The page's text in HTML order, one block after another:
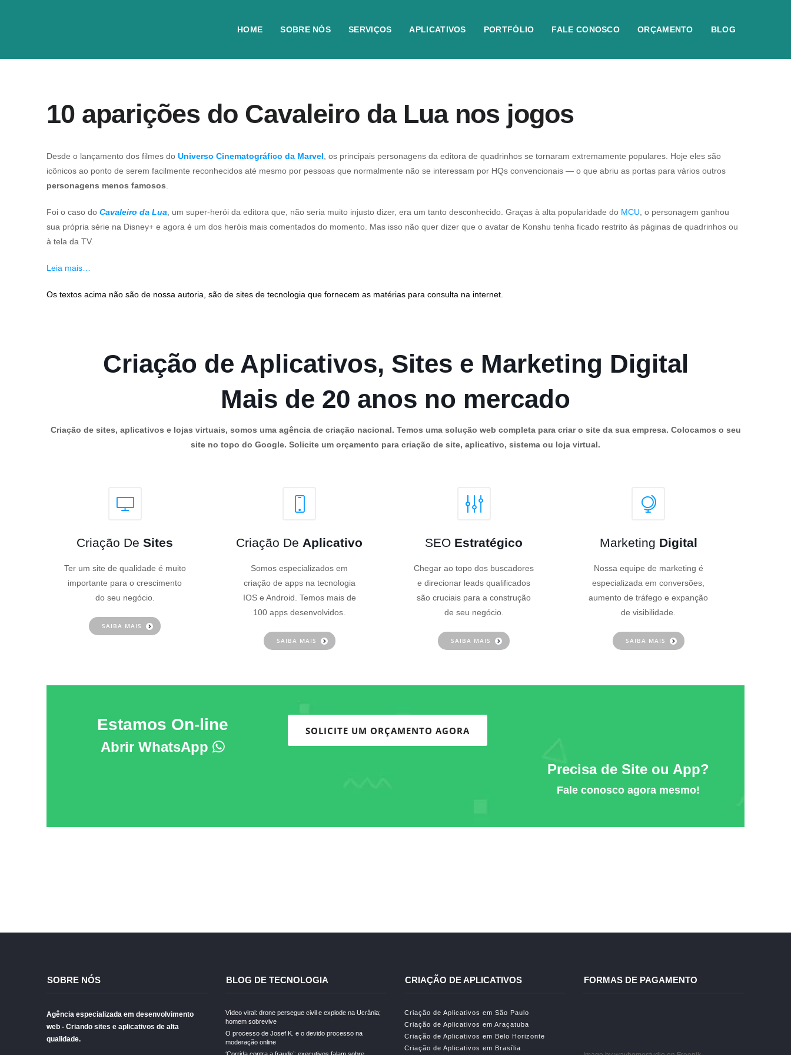
HOME SOBRE NÓS SERVIÇOS APLICATIVOS PORTFÓLIO FALE CONOSCO ORÇAMENTO BLOG
10 aparições do Cavaleiro da Lua nos jogos
Desde o lançamento dos filmes do Universo Cinematográfico da Marvel , os principais personagens da editora de quadrinhos se tornaram extremamente populares. Hoje eles são
icônicos ao ponto de serem facilmente reconhecidos até mesmo por pessoas que normalmente não se interessam por HQs convencionais — o que abriu as portas para vários outros
personagens menos famosos
Foi o caso do Cavaleiro da Lua , um super-herói da editora que, não seria muito injusto dizer, era um tanto desconhecido. Graças à alta popularidade do MCU , o personagem ganhou
sua própria série na Disney+ e agora é um dos heróis mais comentados do momento. Mas isso não quer dizer que o avatar de Konshu tenha ficado restrito às páginas de quadrinhos ou
à tela da TV.
Leia mais…
Os textos acima não são de nossa autoria, são de sites de tecnologia que fornecem as matérias para consulta na internet.
Criação de Aplicativos, Sites e Marketing Digital
Mais de 20 anos no mercado
Criação de sites, aplicativos e lojas virtuais, somos uma agência de criação nacional. Temos uma solução web completa para criar o site da sua empresa. Colocamos o seu
site no topo do Google. Solicite um orçamento para criação de site, aplicativo, sistema ou loja virtual.
Criação DeSites
Ter um site de qualidade é muito
importante para o crescimento
do seu negócio.
SAIBA MAIS
Criação De Aplicativo
Somos especializados em
criação de apps na tecnologia
IOS e Android. Temos mais de
100 apps desenvolvidos.
SAIBA MAIS
SEO Estratégico
Chegar ao topo dos buscadores
e direcionar leads qualificados
são cruciais para a construção
de seu negócio.
SAIBA MAIS
Marketing Digital
Nossa equipe de marketing é
especializada em conversões,
aumento de tráfego e expanção
de visibilidade.
SAIBA MAIS
Estamos On-line
Abrir WhatsApp
SOLICITE UM ORÇAMENTO AGORA
Precisa de Site ou App?
Fale conosco agora mesmo!
SOBRE NÓS
Agência especializada em desenvolvimento
web - Criando sites e aplicativos de alta
qualidade.
BLOG DE TECNOLOGIA
Vídeo viral: drone persegue civil e explode na Ucrânia;
homem sobrevive
O processo de Josef K. e o devido processo na
moderação online
CRIAÇÃO DE APLICATIVOS
Criação de Aplicativos em São Paulo
Criação de Aplicativos em Araçatuba
Criação de Aplicativos em Belo Horizonte
Criação de Aplicativos em Brasília
FORMAS DE PAGAMENTO